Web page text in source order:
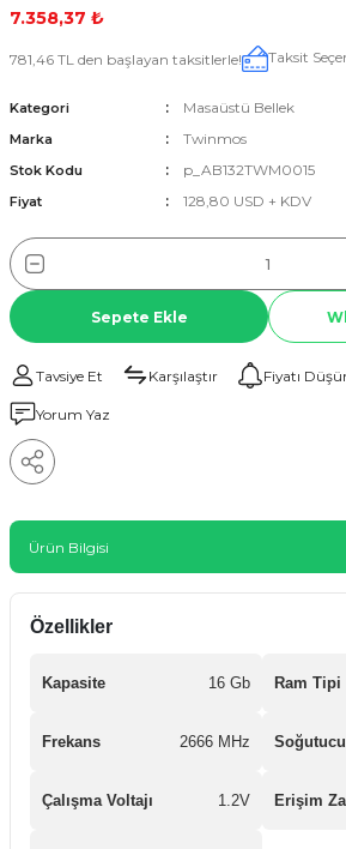
7.358,37 ₺
781,46 TL den başlayan taksitlerle! Taksit
Kategori Masaüstü Bellek
Marka Twinmos
Stok Kodu p_AB132TWM0015
Fiyat 128,80 USD + KDV
Sepete Ekle
Tavsiye Et Karşılaştır Fiyatı
Yorum Yaz
Ürün Bilgisi
Özellikler
Kapasite 16 Gb Ram Tipi
Frekans 2666 MHz Soğutucu
Çalışma Voltajı 1.2V Erişim